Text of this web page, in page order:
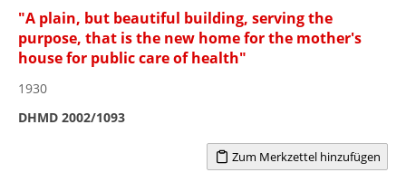
"A plain, but beautiful building, serving the
purpose, that is the new home for the mother's
house for public care of health"
1930
DHMD 2002/1093
Zum Merkzettel hinzufügen